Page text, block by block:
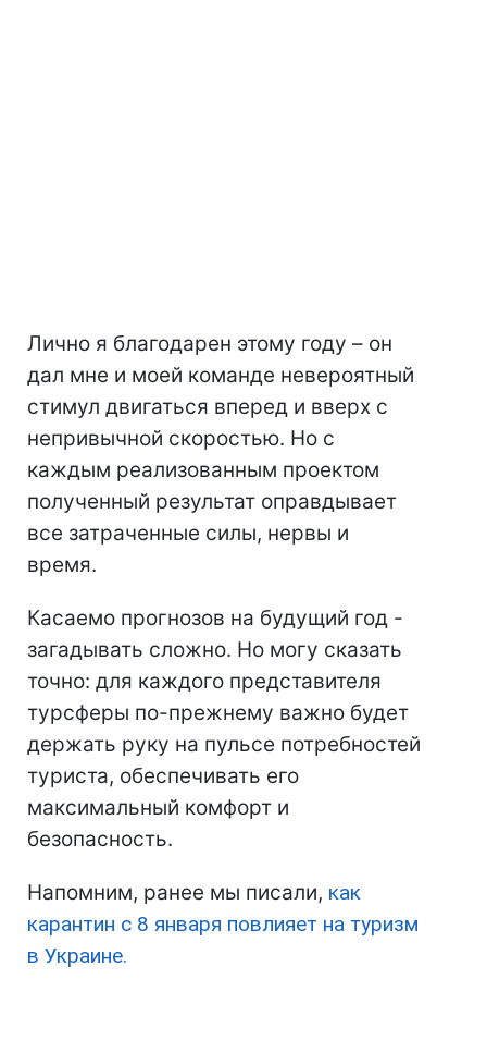
Лично я благодарен этому году – он
дал мне и моей команде невероятный
стимул двигаться вперед и вверх с
непривычной скоростью. Но с
каждым реализованным проектом
полученный результат оправдывает
все затраченные силы, нервы и
время.
Касаемо прогнозов на будущий год -
загадывать сложно. Но могу сказать
точно: для каждого представителя
турсферы по-прежнему важно будет
держать руку на пульсе потребностей
туриста, обеспечивать его
максимальный комфорт и
безопасность.
Напомним, ранее мы писали, как
карантин с 8 января повлияет на туризм
в Украине.